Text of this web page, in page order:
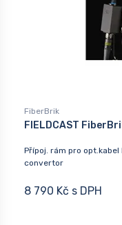
FiberBrik
FIELDCAST
Přípoj. rám pro opt.kabel
convertor
8 790 Kč s DPH